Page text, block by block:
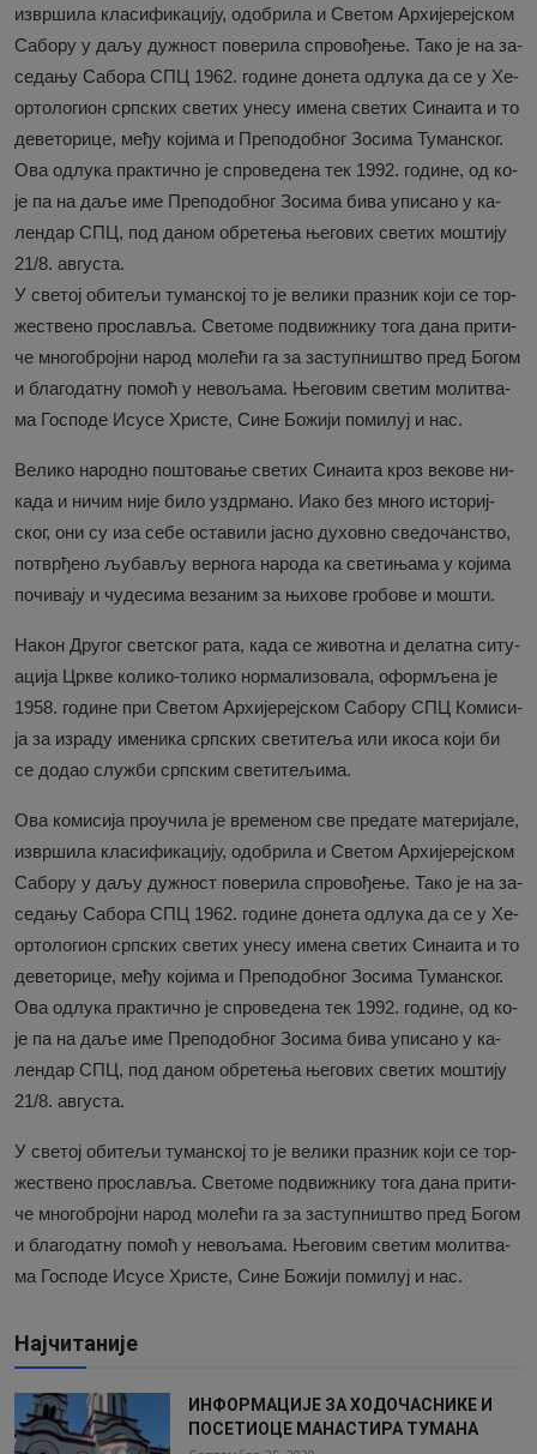
из­вр­ши­ла кла­си­фи­ка­ци­ју, одо­бри­ла и Све­том Ар­хи­је­реј­ском
Са­бо­ру у да­љу ду­жност по­ве­ри­ла спро­во­ђе­ње. Та­ко је на за­
се­да­њу Са­бо­ра СПЦ 1962. го­ди­не до­не­та од­лу­ка да се у Хе­
ор­то­ло­ги­он срп­ских све­тих уне­су име­на све­тих Си­на­и­та и то
де­ве­то­ри­це, ме­ђу ко­ји­ма и Пре­по­доб­ног Зо­си­ма Ту­ман­ског.
Ова од­лу­ка прак­тич­но је спро­ве­де­на тек 1992. го­ди­не, од ко­
је па на да­ље име Пре­по­доб­ног Зо­си­ма би­ва упи­са­но у ка­
лен­дар СПЦ, под да­ном обре­те­ња ње­го­вих све­тих мо­шти­ју
21/8. ав­гу­ста.
У све­тој оби­те­љи ту­ман­ској то је ве­ли­ки пра­зник ко­ји се тор­
же­стве­но про­сла­вља. Све­то­ме под­ви­жни­ку то­га да­на при­ти­
че мно­го­број­ни на­род мо­ле­ћи га за за­ступ­ни­штво пред Бо­гом
и бла­го­дат­ну по­моћ у не­во­ља­ма. Ње­го­вим све­тим мо­ли­тва­
ма Го­спо­де Ису­се Хри­сте, Си­не Бо­жи­ји по­ми­луј и нас.
Ве­ли­ко на­род­но по­што­ва­ње све­тих Си­на­и­та кроз ве­ко­ве ни­
ка­да и ни­чим ни­је би­ло уз­др­ма­но. Иако без мно­го исто­риј­
ског, они су иза се­бе оста­ви­ли ја­сно ду­хов­но све­до­чан­ство,
по­твр­ђе­но љу­ба­вљу вер­но­га на­ро­да ка све­ти­ња­ма у ко­ји­ма
по­чи­ва­ју и чу­де­си­ма ве­за­ним за њи­хо­ве гро­бо­ве и мо­шти.
На­кон Дру­гог свет­ског ра­та, ка­да се жи­вот­на и де­лат­на си­ту­
а­ци­ја Цр­кве ко­ли­ко-то­ли­ко нор­ма­ли­зо­ва­ла, оформ­ље­на је
1958. го­ди­не при Све­том Ар­хи­је­реј­ском Са­бо­ру СПЦ Ко­ми­си­
ја за из­ра­ду име­ни­ка срп­ских све­ти­те­ља или ико­са ко­ји би
се до­дао слу­жби срп­ским све­ти­те­љи­ма.
Ова ко­ми­си­ја про­у­чи­ла је вре­ме­ном све пре­да­те ма­те­ри­ја­ле,
из­вр­ши­ла кла­си­фи­ка­ци­ју, одо­бри­ла и Све­том Ар­хи­је­реј­ском
Са­бо­ру у да­љу ду­жност по­ве­ри­ла спро­во­ђе­ње. Та­ко је на за­
се­да­њу Са­бо­ра СПЦ 1962. го­ди­не до­не­та од­лу­ка да се у Хе­
ор­то­ло­ги­он срп­ских све­тих уне­су име­на све­тих Си­на­и­та и то
де­ве­то­ри­це, ме­ђу ко­ји­ма и Пре­по­доб­ног Зо­си­ма Ту­ман­ског.
Ова од­лу­ка прак­тич­но је спро­ве­де­на тек 1992. го­ди­не, од ко­
је па на да­ље име Пре­по­доб­ног Зо­си­ма би­ва упи­са­но у ка­
лен­дар СПЦ, под да­ном обре­те­ња ње­го­вих све­тих мо­шти­ју
21/8. ав­гу­ста.
У све­тој оби­те­љи ту­ман­ској то је ве­ли­ки пра­зник ко­ји се тор­
же­стве­но про­сла­вља. Све­то­ме под­ви­жни­ку то­га да­на при­ти­
че мно­го­број­ни на­род мо­ле­ћи га за за­ступ­ни­штво пред Бо­гом
и бла­го­дат­ну по­моћ у не­во­ља­ма. Ње­го­вим све­тим мо­ли­тва­
ма Го­спо­де Ису­се Хри­сте, Си­не Бо­жи­ји по­ми­луј и нас.
Најчитаније
ИНФОРМАЦИЈЕ ЗА ХОДОЧАСНИКЕ И
ПОСЕТИОЦЕ МАНАСТИРА ТУМАНА